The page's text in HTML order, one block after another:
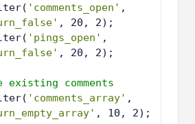
'comments_open'
, 20, 2);
'pings_open'
, 20, 2);
comments
'comments_array'
, 10, 2);